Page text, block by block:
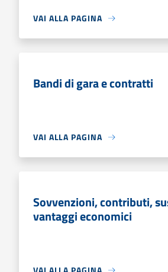
VAI ALLA PAGINA
Bandi di gara e contratti
VAI ALLA PAGINA
Sovvenzioni, contributi,
vantaggi economici